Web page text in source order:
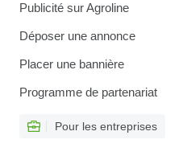
Publicité sur Agroline
Déposer une annonce
Placer une bannière
Programme de partenariat
Pour les entreprises